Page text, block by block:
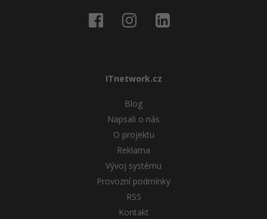
ITnetwork.cz
Blog
Napsali o nás
O projektu
Reklama
Vývoj systému
Provozní podmínky
RSS
Kontakt